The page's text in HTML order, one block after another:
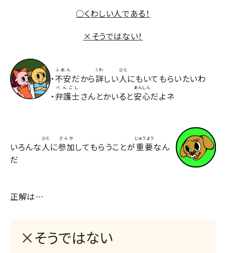
○くわしい人である！
×そうではない！
・不安
ふあん
だから詳
くわ
しい人
ひと
にもいてもらいたいわ
・弁護士
べんごし
さんとかいると安心
あんしん
だよネ
いろんな人
ひと
に参加
さんか
してもらうことが重要
じゅうよう
なん
だ
正解は…
×そうではない